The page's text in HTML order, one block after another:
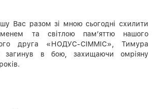
Вас разом зі мною сьогодні схилити
та світлою пам’яттю нашого
друга «НОДУС-СIMMIC», Тимура
загинув в бою, захищаючи омріяну